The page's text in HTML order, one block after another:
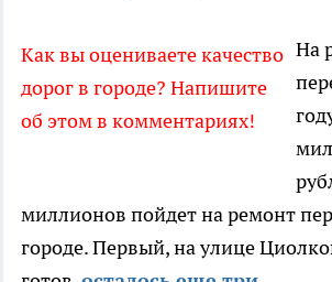
Как вы оцениваете качество
дорог в городе? Напишите
об этом в комментариях!
На
миллионов пойдет на ремонт
городе. Первый, на улице